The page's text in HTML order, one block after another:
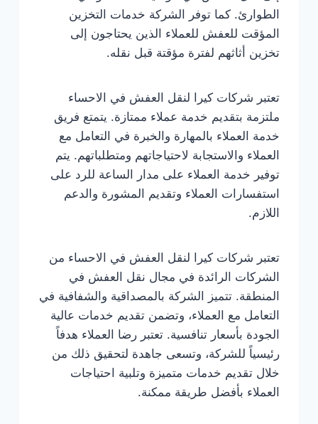
الطوارئ. كما توفر الشركة خدمات التخزين
المؤقت للعفش للعملاء الذين يحتاجون إلى
تخزين أثاثهم لفترة مؤقتة قبل نقله.
تعتبر شركات كيرا لنقل العفش في الاحساء
ملتزمة بتقديم خدمة عملاء ممتازة. يتمتع فريق
خدمة العملاء بالمهارة والخبرة في التعامل مع
العملاء والاستجابة لاحتياجاتهم ومتطلباتهم. يتم
توفير خدمة العملاء على مدار الساعة للرد على
استفسارات العملاء وتقديم المشورة والدعم
اللازم.
تعتبر شركات كيرا لنقل العفش في الاحساء من
الشركات الرائدة في مجال نقل العفش في
المنطقة. تتميز الشركة بالمصداقية والشفافية في
التعامل مع العملاء، وتضمن تقديم خدمات عالية
الجودة بأسعار تنافسية. تعتبر رضا العملاء هدفاً
رئيسياً للشركة، وتسعى جاهدة لتحقيق ذلك من
خلال تقديم خدمات متميزة وتلبية احتياجات
العملاء بأفضل طريقة ممكنة.